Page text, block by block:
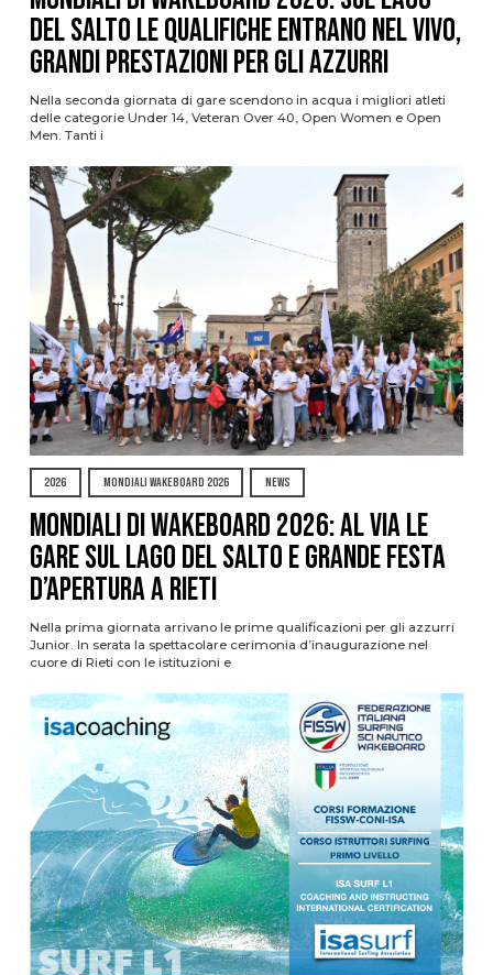
del Salto le qualifiche entrano nel vivo,
grandi prestazioni per gli azzurri
Nella seconda giornata di gare scendono in acqua i migliori atleti
delle categorie Under 14, Veteran Over 40, Open Women e Open
Men. Tanti i
2026 MONDIALI WAKEBOARD 2026 NEWS
Mondiali di Wakeboard 2026: al via le
gare sul Lago del Salto e grande festa
d’apertura a Rieti
Nella prima giornata arrivano le prime qualificazioni per gli azzurri
Junior. In serata la spettacolare cerimonia d’inaugurazione nel
cuore di Rieti con le istituzioni e